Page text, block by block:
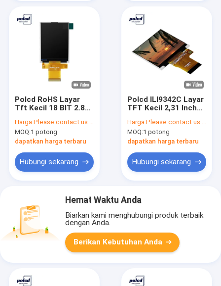
Polcd RoHS Layar
Tft Kecil 18 BIT 2.8
240x320 Piksel
Harga:Please contact us for latest price
MOQ:1 potong
dapatkan harga terbaru
Hubungi sekarang
Polcd ILI9342C Layar
TFT Kecil 2,31 Inch
Medis
Harga:Please contact us for latest price
MOQ:1 potong
dapatkan harga terbaru
Hubungi sekarang
Hemat Waktu Anda
Biarkan kami menghubungi produk terbaik
dengan Anda.
Berikan Kebutuhan Anda